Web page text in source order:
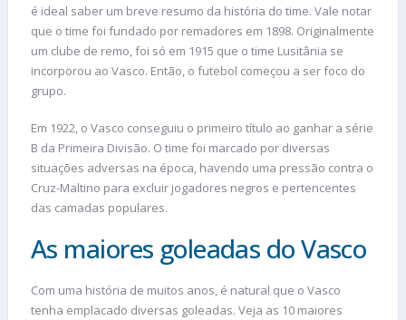
é ideal saber um breve resumo da história do time. Vale notar
que o time foi fundado por remadores em 1898. Originalmente
um clube de remo, foi só em 1915 que o time Lusitânia se
incorporou ao Vasco. Então, o futebol começou a ser foco do
grupo.
Em 1922, o Vasco conseguiu o primeiro título ao ganhar a série
B da Primeira Divisão. O time foi marcado por diversas
situações adversas na época, havendo uma pressão contra o
Cruz-Maltino para excluir jogadores negros e pertencentes
das camadas populares.
As maiores goleadas do Vasco
Com uma história de muitos anos, é natural que o Vasco
tenha emplacado diversas goleadas. Veja as 10 maiores